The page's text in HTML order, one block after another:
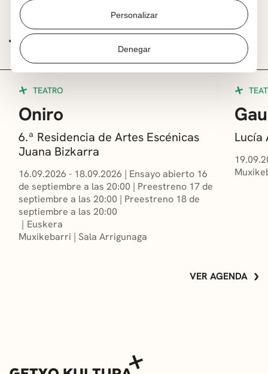
Personalizar
Denegar
TE PUEDE INTERESAR
TEATRO
Oniro
6.ª Residencia de Artes Escénicas
Juana Bizkarra
16.09.2026 - 18.09.2026 | Ensayo abierto 16
de septiembre a las 20:00 | Preestreno 17 de
septiembre a las 20:00 | Preestreno 18 de
septiembre a las 20:00
Euskera
Muxikebarri | Sala Arrigunaga
Lucía
VER AGENDA